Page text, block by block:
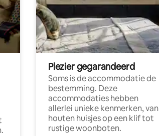
Plezier gegarandeerd
Soms is de accommodatie de
bestemming. Deze
accommodaties hebben
allerlei unieke kenmerken, van
houten huisjes op een klif tot
rustige woonboten.